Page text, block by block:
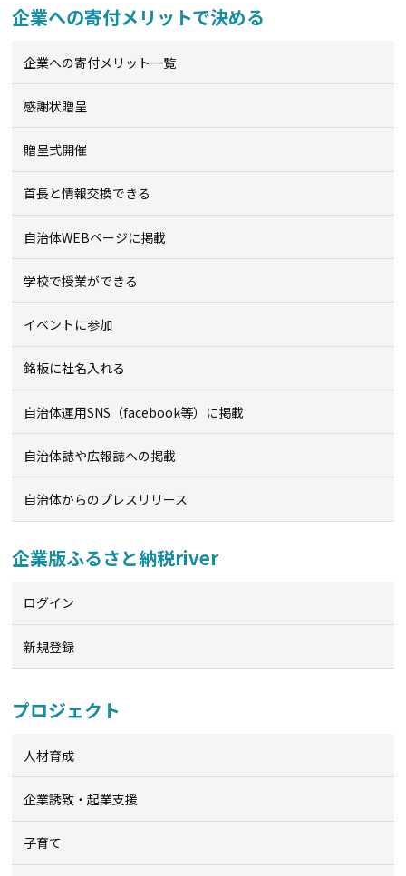
企業への寄付メリットで決める
企業への寄付メリット一覧
感謝状贈呈
贈呈式開催
首長と情報交換できる
自治体WEBページに掲載
学校で授業ができる
イベントに参加
銘板に社名入れる
自治体運用SNS（facebook等）に掲載
自治体誌や広報誌への掲載
自治体からのプレスリリース
企業版ふるさと納税river
ログイン
新規登録
プロジェクト
人材育成
企業誘致・起業支援
子育て